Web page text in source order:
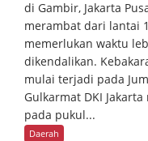
di Gambir, Jakarta
merambat dari lantai
memerlukan waktu
dikendalikan.
mulai terjadi pada
Gulkarmat DKI
pada pukul...
Daerah